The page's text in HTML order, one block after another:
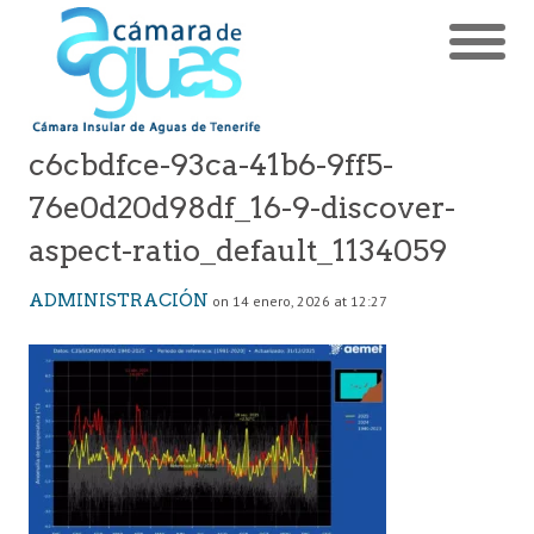
c6cbdfce-93ca-41b6-9ff5-
76e0d20d98df_16-9-discover-
aspect-ratio_default_1134059
ADMINISTRACIÓN on 14 enero, 2026 at 12:27